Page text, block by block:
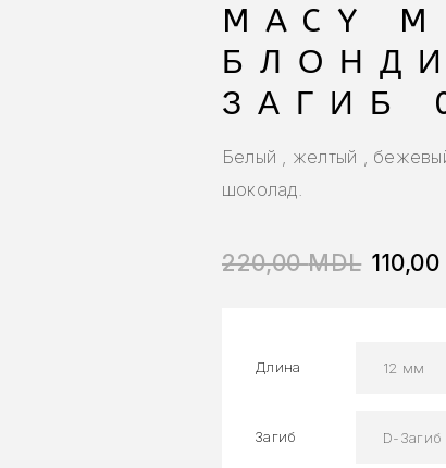
MACY
ЗАГИБ
Белый , желтый ,
шоколад.
220,00MDL 110,00
Длина
Загиб